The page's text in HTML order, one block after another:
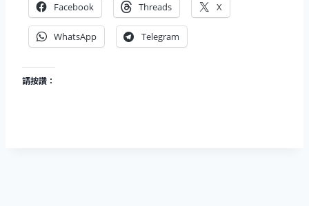
Facebook Threads X
WhatsApp Telegram
請按讚：